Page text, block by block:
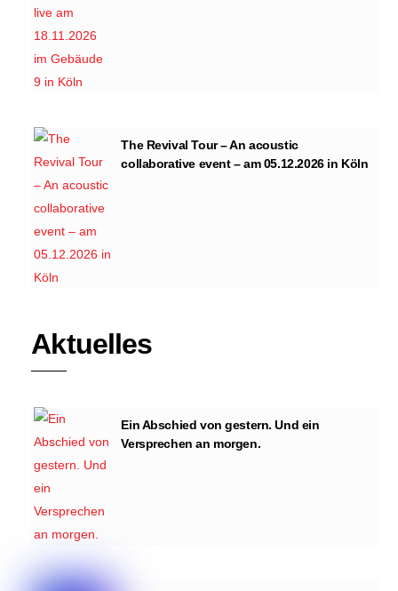
The Revival Tour – An acoustic
collaborative event – am 05.12.2026 in Köln
Aktuelles
Ein Abschied von gestern. Und ein
Versprechen an morgen.